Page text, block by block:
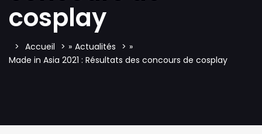
cosplay
Accueil » Actualités
»
Made in Asia 2021 : Résultats des concours de cosplay